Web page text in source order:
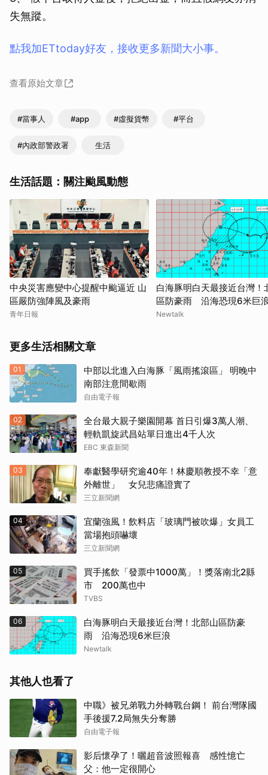
失無蹤。
點我加ETtoday好友，接收更多新聞大小事。
查看原始文章
#當事人 #app #虛擬貨幣 #平台
#內政部警政署 生活
生活話題：關注颱風動態
中央災害應變中心提醒中颱逼近 山
區嚴防強陣風及豪雨
青年日報
白海豚明白天最接近台灣！
區防豪雨 沿海恐現6米巨
Newtalk
更多生活相關文章
01
中部以北進入白海豚「風雨搖滾區」 明晚中
南部注意間歇雨
自由電子報
02
全台最大親子樂園開幕 首日引爆3萬人潮、
輕軌凱旋武昌站單日進出4千人次
EBC 東森新聞
03
奉獻醫學研究逾40年！林慶順教授不幸「意
外離世」 女兒悲痛證實了
三立新聞網
04
宜蘭強風！飲料店「玻璃門被吹爆」女員工
當場抱頭嚇壞
三立新聞網
05
買手搖飲「發票中1000萬」！獎落南北2縣
市 200萬也中
TVBS
06
白海豚明白天最接近台灣！北部山區防豪
雨 沿海恐現6米巨浪
Newtalk
其他人也看了
中職》被兄弟戰力外轉戰台鋼！ 前台灣隊國
手後援7.2局無失分奪勝
自由電子報
影后懷孕了！曬超音波照報喜 感性憶亡
父：他一定很開心